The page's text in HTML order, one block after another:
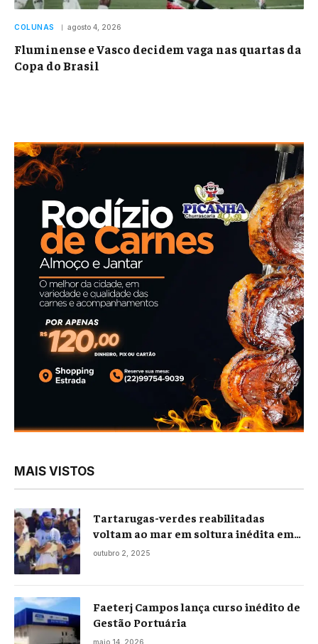
COLUNAS agosto 4, 2026
Fluminense e Vasco decidem vaga nas quartas da
Copa do Brasil
MAIS VISTOS
Tartarugas-verdes reabilitadas
voltam ao mar em soltura inédita em
Praia Seca
outubro 2, 2025
Faeterj Campos lança curso inédito de
Gestão Portuária
maio 14, 2026